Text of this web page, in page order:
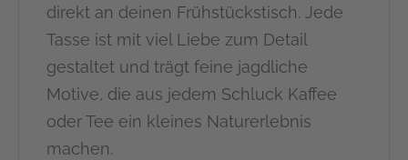
direkt an deinen Frühstückstisch. Jede
Tasse ist mit viel Liebe zum Detail
gestaltet und trägt feine jagdliche
Motive, die aus jedem Schluck Kaffee
oder Tee ein kleines Naturerlebnis
machen.